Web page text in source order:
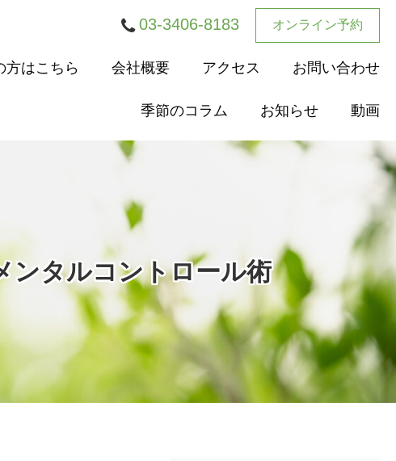
03-3406-8183 オンライン予約
方はこちら 会社概要 アクセス お問い合わせ
季節のコラム お知らせ 動画
ンタルコントロール術